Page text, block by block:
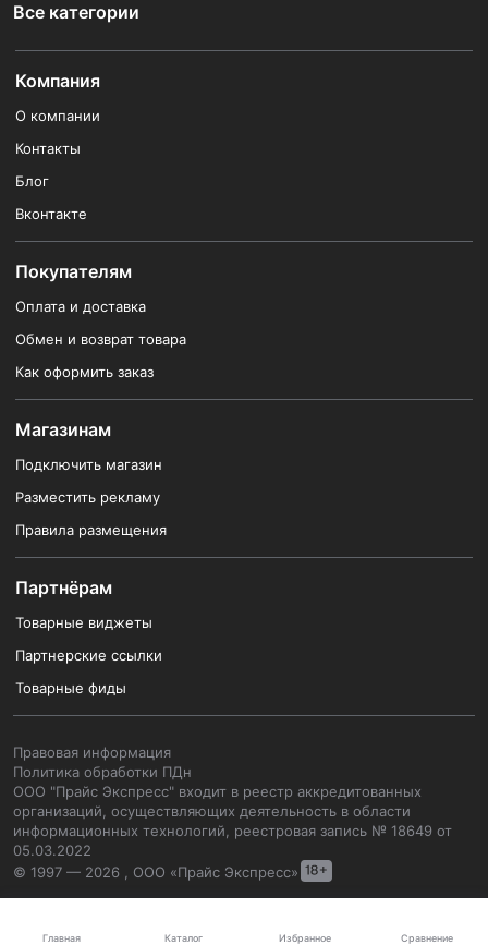
Главная Каталог Избранное Сравнение
Все категории
Компания
О компании
Контакты
Блог
Вконтакте
Покупателям
Оплата и доставка
Обмен и возврат товара
Как оформить заказ
Магазинам
Подключить магазин
Разместить рекламу
Правила размещения
Партнёрам
Товарные виджеты
Партнерские ссылки
Товарные фиды
Правовая информация
Политика обработки ПДн
ООО "Прайс Экспресс" входит в реестр аккредитованных
организаций, осуществляющих деятельность в области
информационных технологий, реестровая запись № 18649 от
05.03.2022
© 1997 — 2026 , ООО «Прайс Экспресс»